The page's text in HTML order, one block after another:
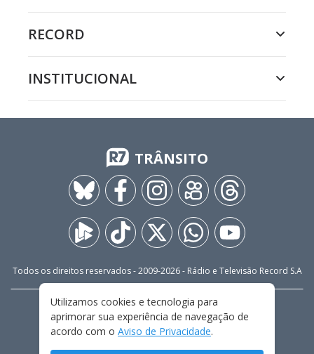
RECORD
INSTITUCIONAL
TRÂNSITO
Todos os direitos reservados - 2009-2026- Rádio e Televisão Record S.A
FALE CONOSCO
PRIVACIDADE
TERMOS E CONDIÇÕES DE USO
Utilizamos cookies e tecnologia para
aprimorar sua experiência de navegação de
acordo com o Aviso de Privacidade.